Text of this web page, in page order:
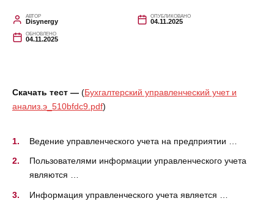
АВТОР
Disynergy
ОПУБЛИКОВАНО
04.11.2025
ОБНОВЛЕНО
04.11.2025
Скачать тест — (Бухгалтерский управленческий учет и
анализ.э_510bfdc9.pdf)
Ведение управленческого учета на предприятии …
Пользователями информации управленческого учета
являются …
Информация управленческого учета является …